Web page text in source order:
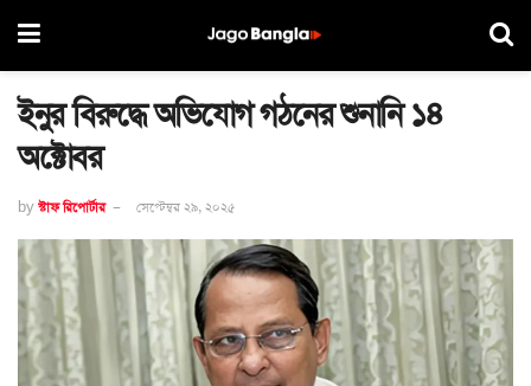
ইনুর বিরুদ্ধে অভিযোগ গঠনের শুনানি ১৪
অক্টোবর
by স্টাফ রিপোর্টার সেপ্টেম্বর ২৯, ২০২৫